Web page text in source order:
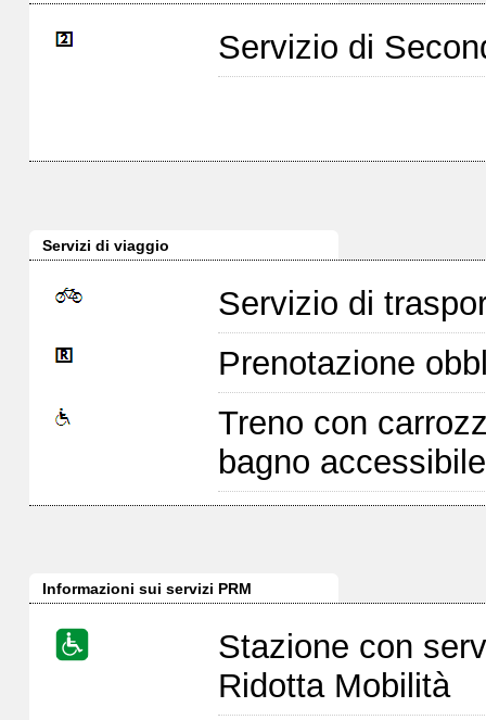
Servizio di
Servizi di viaggio
Servizio di
Prenotazione
Treno con
bagno
Informazioni sui servizi PRM
Stazione con
Ridotta Mobilità